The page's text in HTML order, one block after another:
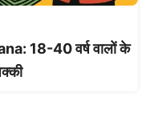
18-40 वर्ष वालों के